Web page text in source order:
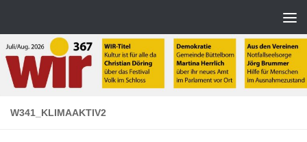
W341_KLIMAAKTIV2